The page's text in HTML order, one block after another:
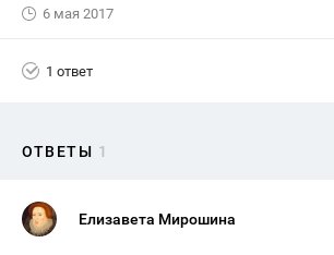
6 мая 2017
1 ответ
ОТВЕТЫ 1
Елизавета Мирошина